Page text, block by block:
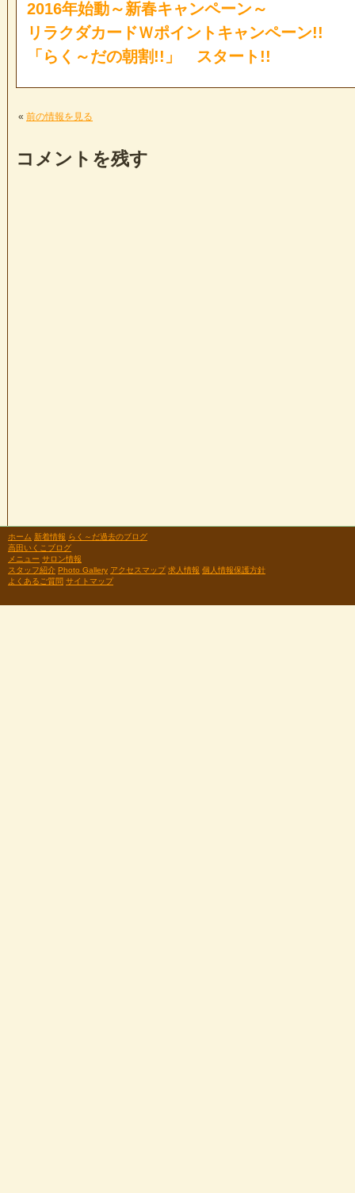
2016年始動～新春キャンペーン～
リラクダカードＷポイントキャンペーン!!
「らく～だの朝割!!」 スタート!!
« 前の情報を見る
コメントを残す
ホーム 新着情報 らく～だ過去のブログ
高田いくこブログ
メニュー サロン情報
スタッフ紹介 Photo Gallery アクセスマップ 求人情報 個人情報保護方針
よくあるご質問 サイトマップ